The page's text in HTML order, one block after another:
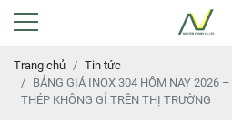
Trang chủ
Tin tức
BẢNG GIÁ INOX 304 HÔM NAY 2026
THÉP KHÔNG GỈ TRÊN THỊ TRƯỜNG